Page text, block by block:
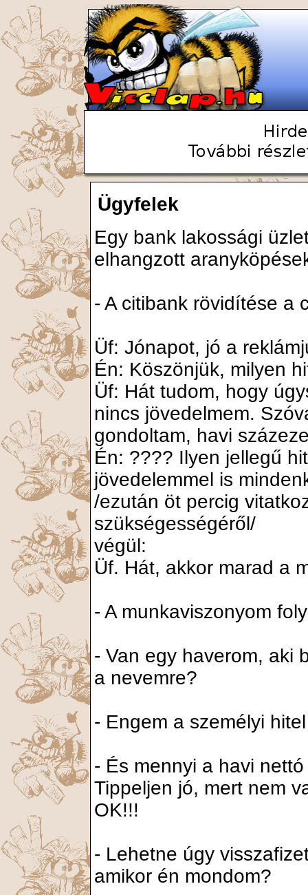
Ügyfelek
Egy bank lakossági
elhangzott
- A citibank rövidítése a
Üf: Jónapot, jó a
Én: Köszönjük, milyen
Üf: Hát tudom, hogy
nincs jövedelmem.
gondoltam, havi
Én: ???? Ilyen jellegű
jövedelemmel is
/ezután öt percig
szükségességéről/
végül:
Üf. Hát, akkor marad a
- A munkaviszonyom
- Van egy haverom, aki
a nevemre?
- Engem a személyi
- És mennyi a havi
Tippeljen jó, mert nem
OK!!!
- Lehetne úgy
amikor én mondom?